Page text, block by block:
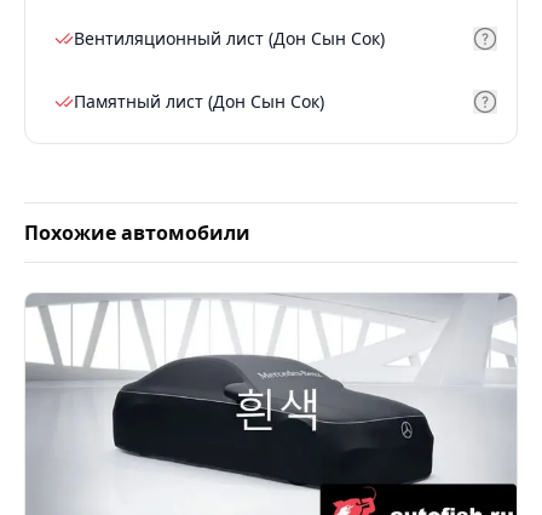
Вентиляционный лист (Дон Сын Сок)
Памятный лист (Дон Сын Сок)
Похожие автомобили